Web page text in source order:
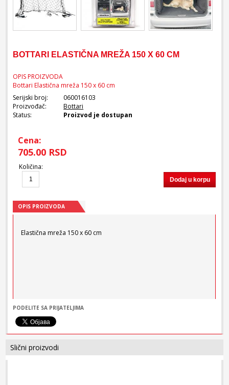
BOTTARI ELASTIČNA MREŽA 150 X 60 CM
OPIS PROIZVODA
Bottari Elastična mreža 150 x 60 cm
Serijski broj:
060016103
Proizvođač:
Bottari
Status:
Proizvod je dostupan
Cena:
705.00 RSD
Količina:
Dodaj u korpu
OPIS PROIZVODA
Elastična mreža 150 x 60 cm
PODELITE SA PRIJATELJIMA
Slični proizvodi